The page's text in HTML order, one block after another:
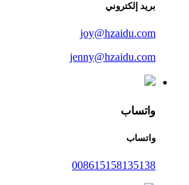
بريد إلكتروني
joy@hzaidu.com
jenny@hzaidu.com
واتساب
واتساب
008615158135138